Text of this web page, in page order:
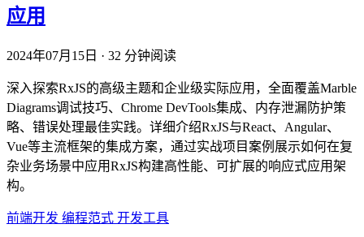
应用
2024年07月15日 · 32 分钟阅读
深入探索RxJS的高级主题和企业级实际应用，全面覆盖Marble
Diagrams调试技巧、Chrome DevTools集成、内存泄漏防护策
略、错误处理最佳实践。详细介绍RxJS与React、Angular、
Vue等主流框架的集成方案，通过实战项目案例展示如何在复
杂业务场景中应用RxJS构建高性能、可扩展的响应式应用架
构。
前端开发 编程范式 开发工具